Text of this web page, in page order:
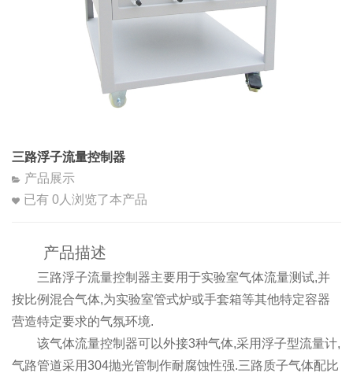
三路浮子流量控制器
产品展示
已有 0人浏览了本产品
产品描述
三路浮子流量控制器主要用于实验室气体流量测试,并
按比例混合气体,为实验室管式炉或手套箱等其他特定容器
营造特定要求的气氛环境.
该气体流量控制器可以外接3种气体,采用浮子型流量计,
气路管道采用304抛光管制作耐腐蚀性强.三路质子气体配比